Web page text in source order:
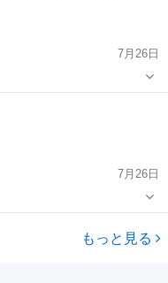
7月26日
7月26日
もっと見る